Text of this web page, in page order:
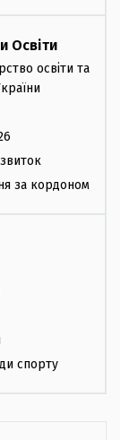
Освіти
освіти та
за кордоном
спорту